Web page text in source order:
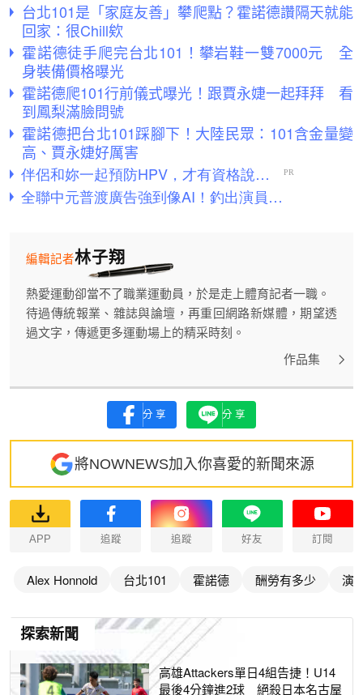
台北101是「家庭友善」攀爬點？霍諾德讚隔天就能
回家：很Chill欸
霍諾德徒手爬完台北101！攀岩鞋一雙7000元 全
身裝備價格曝光
霍諾德爬101行前儀式曝光！跟賈永婕一起拜拜 看
到鳳梨滿臉問號
霍諾德把台北101踩腳下！大陸民眾：101含金量變
高、賈永婕好厲害
林子翔
編輯記者
熱愛運動卻當不了職業運動員，於是走上體育記者一職。
待過傳統報業、雜誌與論壇，再重回網路新媒體，期望透
過文字，傳遞更多運動場上的精采時刻。
作品集
分享 分享
將NOWNEWS加入你喜愛的新聞來源
APP 追蹤 追蹤 好友 訂閱
Alex Honnold 台北101 霍諾德 酬勞有多少 演
探索新聞
高雄Attackers單日4組告捷！U14
最後4分鐘進2球 絕殺日本名古屋